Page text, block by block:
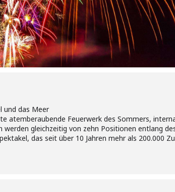
und das Meer
atemberaubende Feuerwerk des Sommers,
werden gleichzeitig von zehn Positionen entlang
das seit über 10 Jahren mehr als 200.000